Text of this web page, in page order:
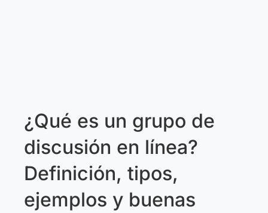
¿Qué es un grupo de
discusión en línea?
Definición, tipos,
ejemplos y buenas